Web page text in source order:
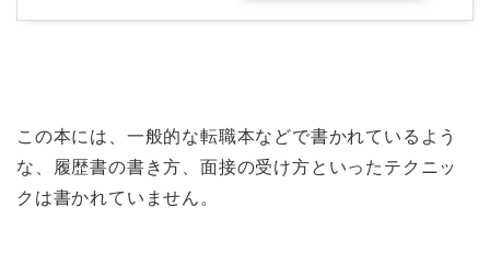
この本には、一般的な転職本などで書かれているよう
な、履歴書の書き方、面接の受け方といったテクニッ
クは書かれていません。